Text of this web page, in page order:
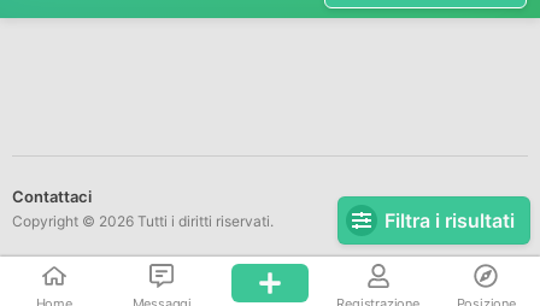
Filtra i risultati
Contattaci
Copyright © 2026 Tutti i diritti riservati.